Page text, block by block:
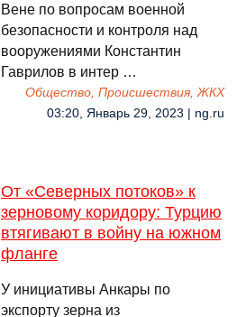
Вене по вопросам военной
безопасности и контроля над
вооружениями Константин
Гаврилов в интер …
Общество, Происшествия, ЖКХ
03:20, Январь 29, 2023 | ng.ru
От «Северных потоков» к
зерновому коридору: Турцию
втягивают в войну на южном
фланге
У инициативы Анкары по
экспорту зерна из